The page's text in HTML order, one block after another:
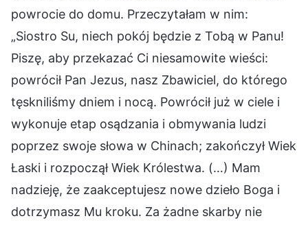
powrocie do domu. Przeczytałam w nim:
„Siostro Su, niech pokój będzie z Tobą w Panu!
Piszę, aby przekazać Ci niesamowite wieści:
powrócił Pan Jezus, nasz Zbawiciel, do którego
tęskniliśmy dniem i nocą. Powrócił już w ciele i
wykonuje etap osądzania i obmywania ludzi
poprzez swoje słowa w Chinach; zakończył Wiek
Łaski i rozpoczął Wiek Królestwa. (…) Mam
nadzieję, że zaakceptujesz nowe dzieło Boga i
dotrzymasz Mu kroku. Za żadne skarby nie